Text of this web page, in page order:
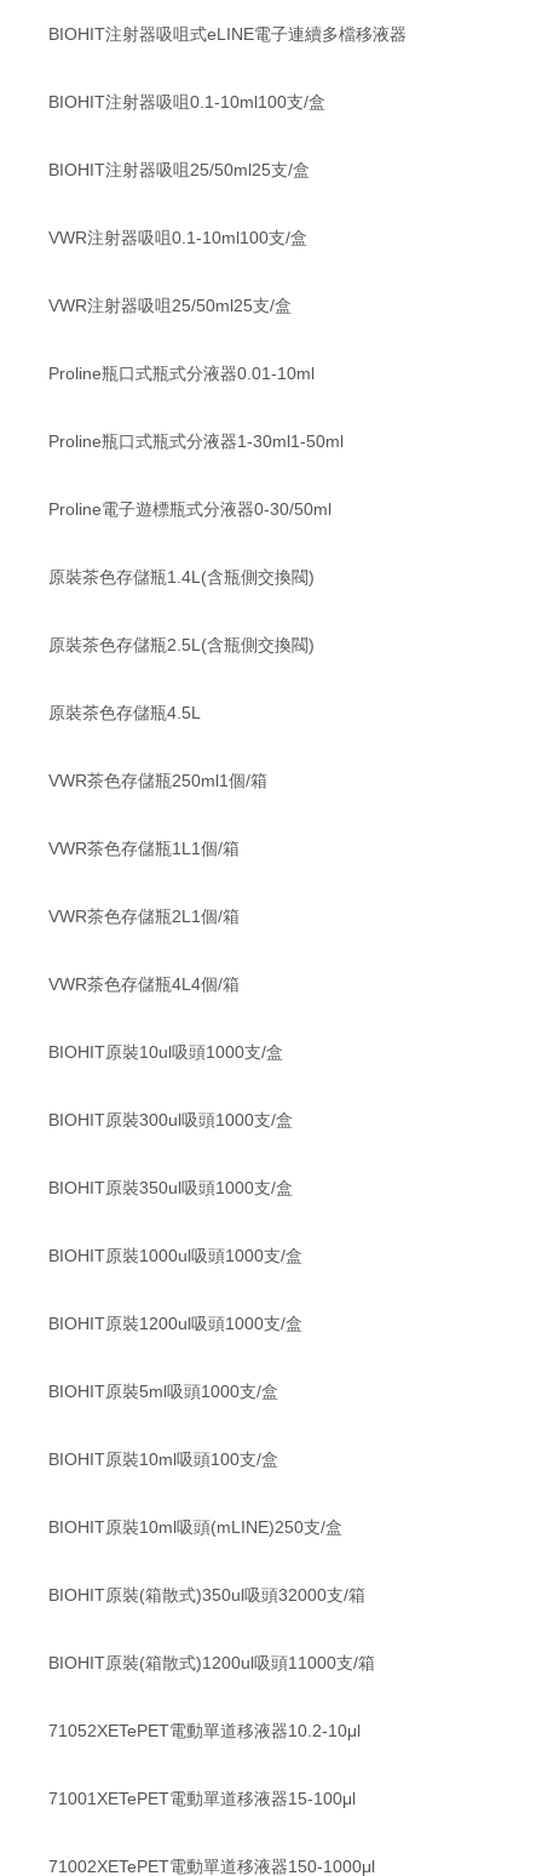
BIOHIT注射器吸咀式eLINE電子連續多檔移液器
BIOHIT注射器吸咀0.1-10ml100支/盒
BIOHIT注射器吸咀25/50ml25支/盒
VWR注射器吸咀0.1-10ml100支/盒
VWR注射器吸咀25/50ml25支/盒
Proline瓶口式瓶式分液器0.01-10ml
Proline瓶口式瓶式分液器1-30ml1-50ml
Proline電子遊標瓶式分液器0-30/50ml
原裝茶色存儲瓶1.4L(含瓶側交換閥)
原裝茶色存儲瓶2.5L(含瓶側交換閥)
原裝茶色存儲瓶4.5L
VWR茶色存儲瓶250ml1個/箱
VWR茶色存儲瓶1L1個/箱
VWR茶色存儲瓶2L1個/箱
VWR茶色存儲瓶4L4個/箱
BIOHIT原裝10ul吸頭1000支/盒
BIOHIT原裝300ul吸頭1000支/盒
BIOHIT原裝350ul吸頭1000支/盒
BIOHIT原裝1000ul吸頭1000支/盒
BIOHIT原裝1200ul吸頭1000支/盒
BIOHIT原裝5ml吸頭1000支/盒
BIOHIT原裝10ml吸頭100支/盒
BIOHIT原裝10ml吸頭(mLINE)250支/盒
BIOHIT原裝(箱散式)350ul吸頭32000支/箱
BIOHIT原裝(箱散式)1200ul吸頭11000支/箱
71052XETePET電動單道移液器10.2-10μl
71001XETePET電動單道移液器15-100μl
71002XETePET電動單道移液器150-1000μl